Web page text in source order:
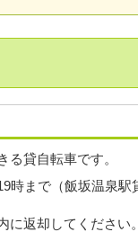
貸自転車です。
時まで（飯坂温泉駅
返却してください。